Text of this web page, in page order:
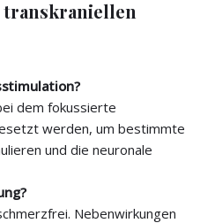
transkraniellen
dem fokussierte
werden, um bestimmte
und die neuronale
Nebenwirkungen